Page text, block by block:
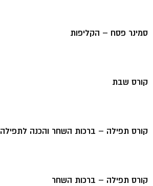
סמינר פסח – הקליפות
קורס שבת
קורס תפילה – ברכות השחר והכנה לתפילה
קורס תפילה – ברכות השחר